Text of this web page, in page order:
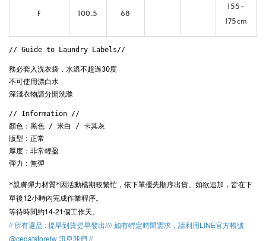
F 100.5 68
155-
175cm
// Guide to Laundry Labels//
務必套入洗衣袋，水溫不超過30度
不可使用漂白水
深淺衣物請分開洗滌
// Information //
顏色：黑色 / 米白 / 卡其灰
版型：正常
厚度：非常輕盈
彈力：無彈
*親膚彈力材質*因活動檔期較繁忙， 依下單優先順序出貨。 如欲追加，皆在下
單後12小時內完成作業程序。
等待時間約14-21個工作天。
// 所有選品 : 提早到貨提早發出//// 如有特定時間需求，請利用LINE官方帳號
@cedatstoretw 訊息我們 //